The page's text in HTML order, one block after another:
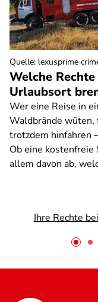
Welche
Urlaubsort
Wer eine Reise in
Waldbrände wüten,
trotzdem hinfahren
Ob eine
allem davon ab,
Ihre Rechte
Quelle: lexusprime